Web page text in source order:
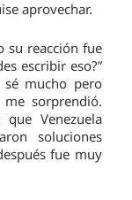
aprovechar.
su reacción fue
escribir eso?”
sé mucho pero
me sorprendió.
Venezuela
soluciones
fue muy